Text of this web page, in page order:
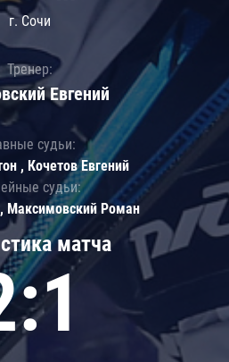
матча
г. Сочи
Тренер:
Евгений
судьи:
, Кочетов Евгений
судьи:
Максимовский Роман